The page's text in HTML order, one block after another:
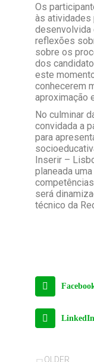
Os
às atividades
desenvolvida
reflexões
sobre os
dos
este
conhecerem
aproximação
No culminar
convidada a
para
Inserir –
planeada
será
técnico da
LinkedIn
OLDER